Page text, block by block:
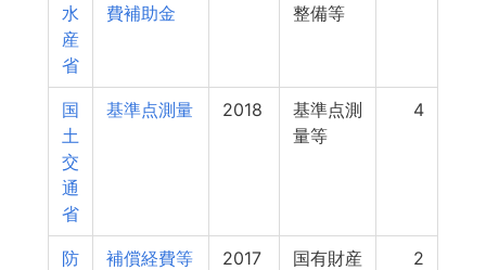
水
産
省
費補助金
整備等
国
土
交
通
省
基準点測量 2018
基準点測
量等
4
防
補償経費等 2017
国有財産
2